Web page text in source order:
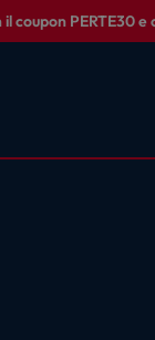
coupon PERTE30